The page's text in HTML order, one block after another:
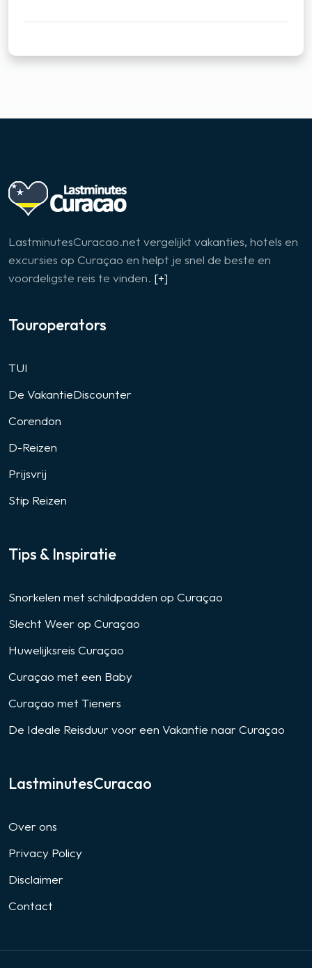
LastminutesCuracao.net vergelijkt vakanties, hotels en
excursies op Curaçao en helpt je snel de beste en
voordeligste reis te vinden. [+]
Touroperators
TUI
De VakantieDiscounter
Corendon
D-Reizen
Prijsvrij
Stip Reizen
Tips & Inspiratie
Snorkelen met schildpadden op Curaçao
Slecht Weer op Curaçao
Huwelijksreis Curaçao
Curaçao met een Baby
Curaçao met Tieners
De Ideale Reisduur voor een Vakantie naar Curaçao
LastminutesCuracao
Over ons
Privacy Policy
Disclaimer
Contact